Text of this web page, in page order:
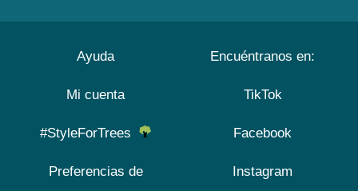
Ayuda
Mi cuenta
#StyleForTrees
Preferencias de
Encuéntranos en:
TikTok
Facebook
Instagram